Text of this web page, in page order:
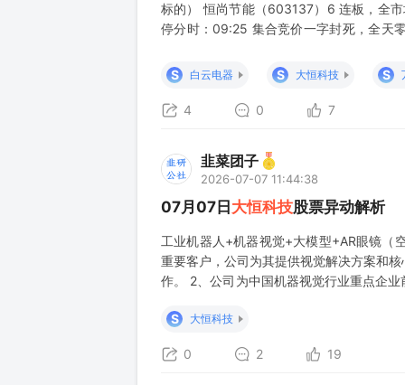
标的） 恒尚节能（603137）6 连板，全
停分时：09:25 集合竞价一字封死，全天
S
白云电器 S 大恒科技 S
4 0 7
韭菜团子
2026-07-07 11:44:38
07月07日 大恒科技股票异动解析
工业机器人+机器视觉+大模型+AR眼镜（
重要客户，公司为其提供视觉解决方案和
作。 2、公司为中国机器视觉行业重点企
洋的“大洋千机大模型平台”开发了多
S 大恒科技
0 2 19